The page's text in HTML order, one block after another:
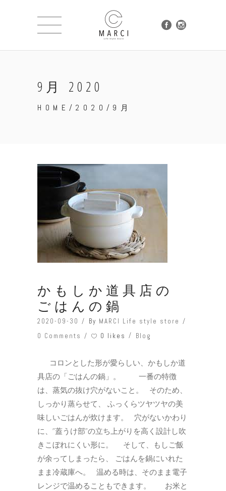
9月 2020
HOME /2020 /9月
かもしか道具店の
ごはんの鍋
2020-09-30 By MARCI Life style store
0 Comments
0 likes Blog
コロンとした形が愛らしい、かもしか道
具店の「ごはんの鍋」。 一番の特徴
は、蒸気の抜け穴がないこと。 そのため、
しっかり蒸らせて、 ふっくらツヤツヤの美
味しいごはんが炊けます。 穴がないかわり
に、”蓋うけ部”の立ち上がりを高く設計し吹
きこぼれにくい形に。 そして、もしご飯
が余ってしまったら、 ごはんを鍋にいれた
まま冷蔵庫へ。 温める時は、そのまま電子
レンジで温めることもできます。 お米と